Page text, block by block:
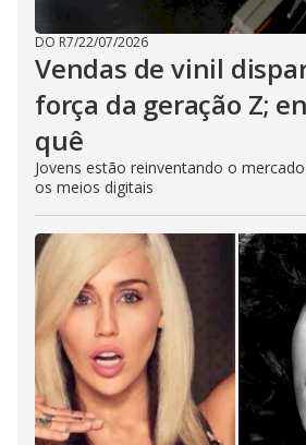
DO R7/22/07/2026
Vendas de vinil
força da geração Z;
quê
Jovens estão reinventando o
os meios digitais